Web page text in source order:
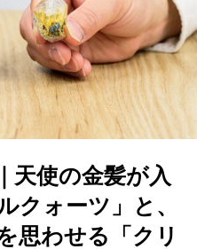
天使の金髪が入
クォーツ」と、
思わせる「クリ